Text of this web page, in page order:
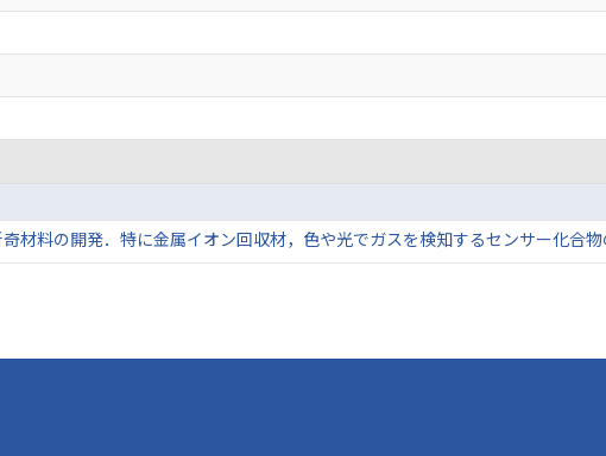
材料の開発．特に金属イオン回収材，色や光でガスを検知するセンサー化合物